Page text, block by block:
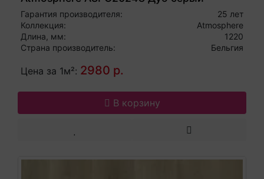
гладкий
Гарантия производителя:
25 лет
Коллекция:
Atmosphere
Длина, мм:
1220
Страна производитель:
Бельгия
Цена за 1м²: 2980 р.
В корзину